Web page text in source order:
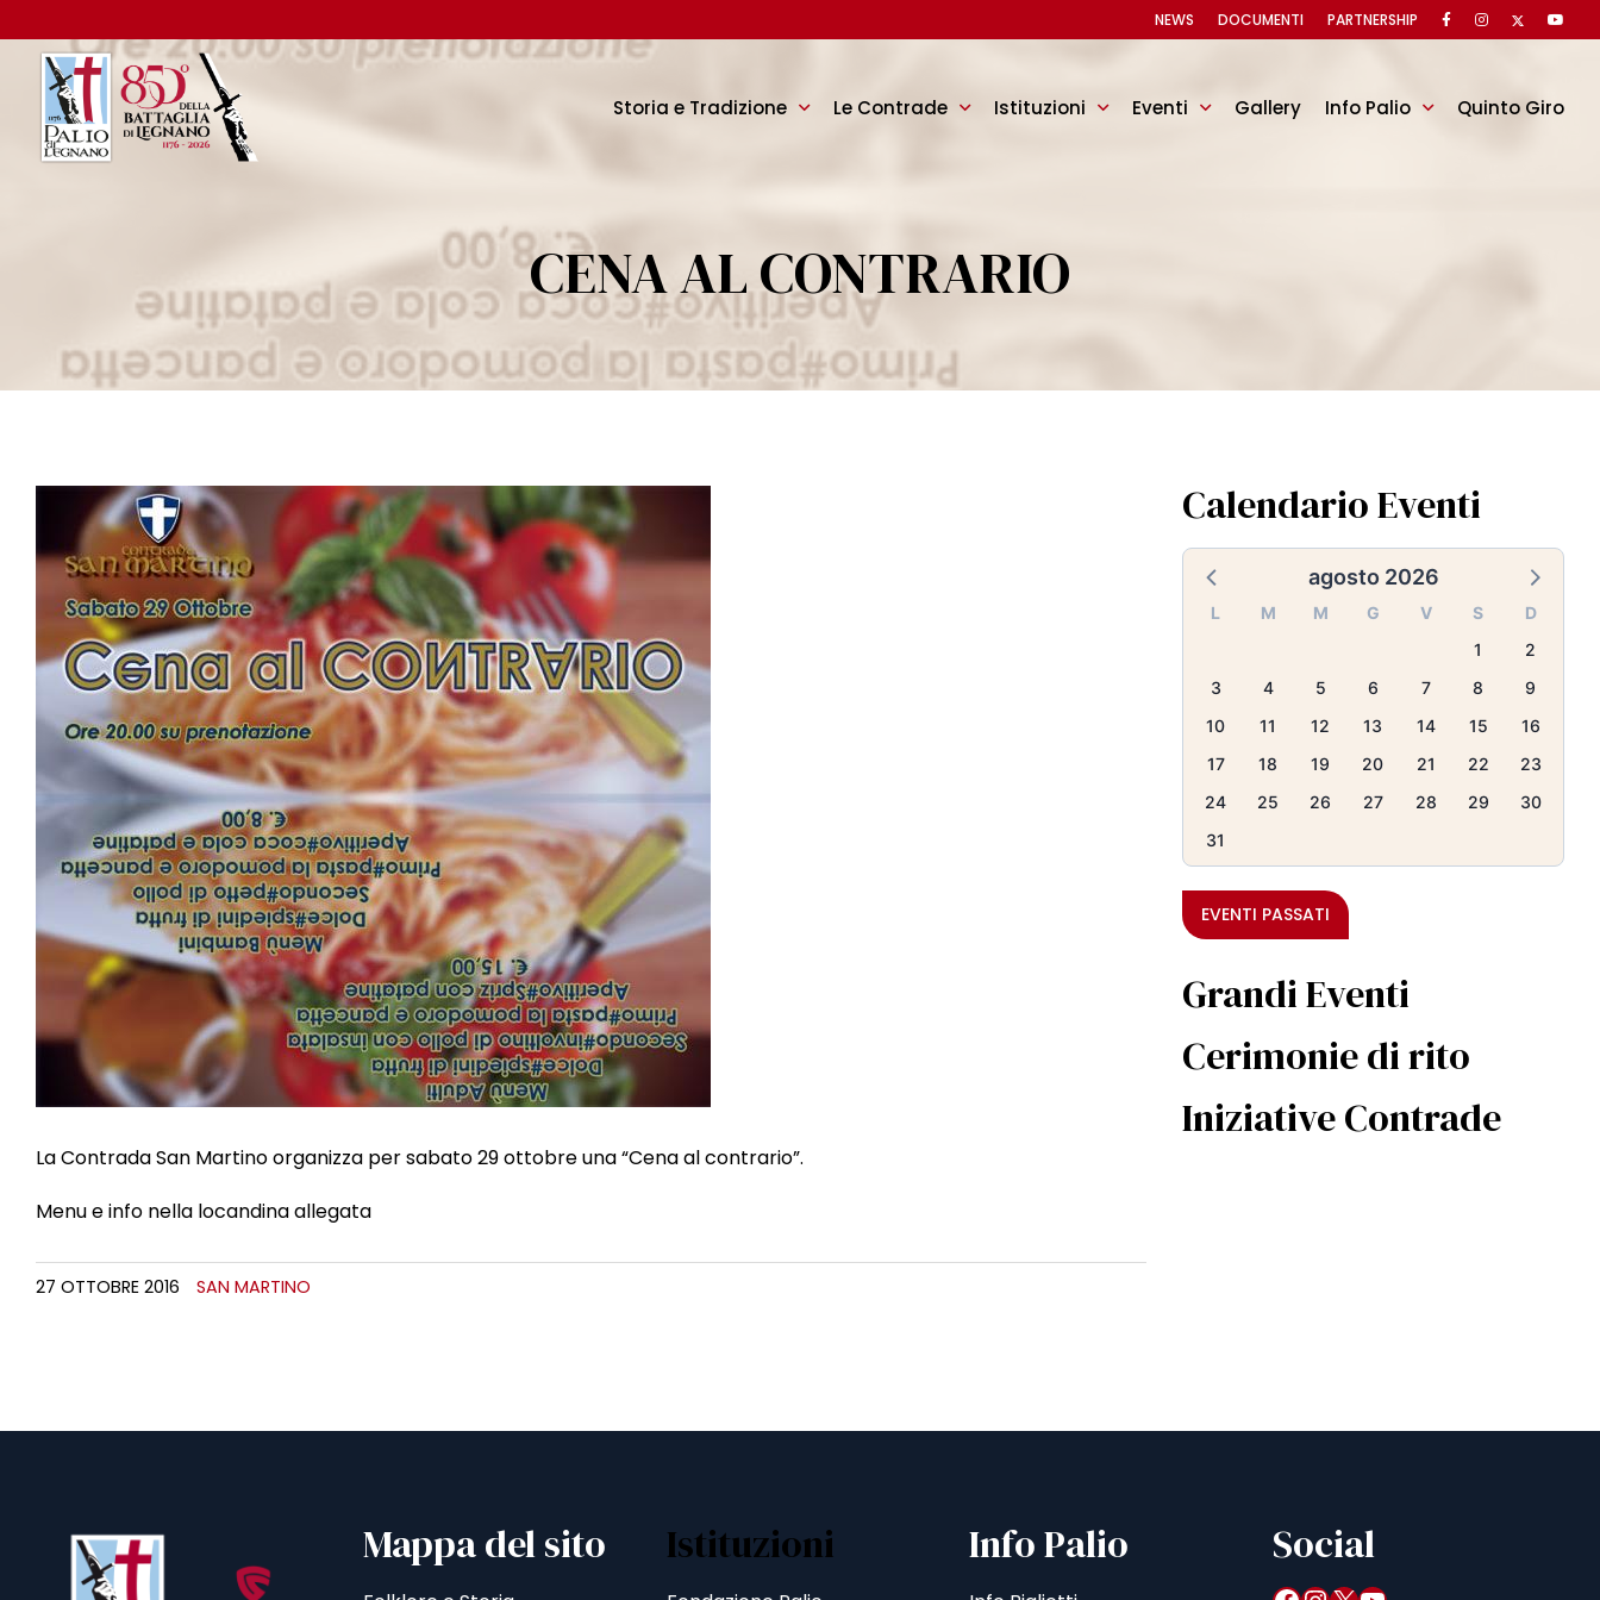
Storia e Tradizione Le Contrade Istituzioni Eventi Gallery Info Palio Quinto Giro
NEWS DOCUMENTI PARTNERSHIP
CENA AL CONTRARIO
La Contrada San Martino organizza per sabato 29 ottobre una “Cena al contrario”.
Menu e info nella locandina allegata
27 OTTOBRE 2016 SAN MARTINO
Calendario Eventi
agosto 2026
L M M G V S
D
1
2
3
4 5 6 7 8
9
10
11 12 13 14 15
16
17
18 19 20 21 22
23
24
25 26 27 28 29
30
31
EVENTI PASSATI
Grandi Eventi
Cerimonie di rito
Iniziative Contrade
Mappa del sito Istituzioni Info Palio Social